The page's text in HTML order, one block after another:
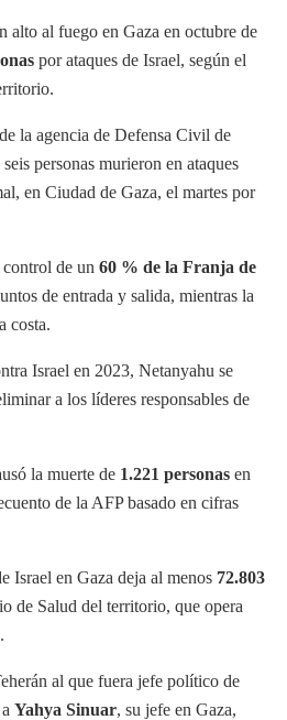
alto al fuego en Gaza en octubre de
por ataques de Israel, según el
la agencia de Defensa Civil de
personas murieron en ataques
en Ciudad de Gaza, el martes por
de un 60 % de la Franja de
de entrada y salida, mientras la
costa.
Israel en 2023, Netanyahu se
a los líderes responsables de
la muerte de 1.221 personas en
de la AFP basado en cifras
Israel en Gaza deja al menos 72.803
de Salud del territorio, que opera
al que fuera jefe político de
Yahya Sinuar, su jefe en Gaza,